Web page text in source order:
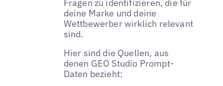
Fragen zu identifizieren, die für
deine Marke und deine
Wettbewerber wirklich relevant
sind.
Hier sind die Quellen, aus
denen GEO Studio Prompt-
Daten bezieht: